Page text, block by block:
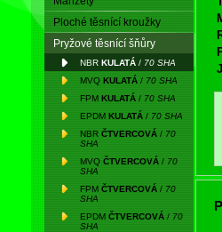
Ploché těsnící kroužky
Pryžové těsnící šňůry
NBR KULATÁ / 70 SHA
MVQ KULATÁ / 70 SHA
FPM KULATÁ / 70 SHA
EPDM KULATÁ / 70 SHA
NBR ČTVERCOVÁ / 70
SHA
MVQ ČTVERCOVÁ / 70
SHA
FPM ČTVERCOVÁ / 70
SHA
EPDM ČTVERCOVÁ / 70
SHA